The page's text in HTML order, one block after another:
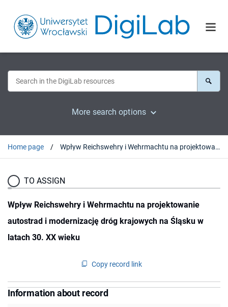
More search options
Home page Wpływ Reichswehry i Wehrmachtu na projektowanie autostrad i modernizację dróg krajowych na Śląsku w latach 30. XX wieku
TO ASSIGN
Wpływ Reichswehry i Wehrmachtu na projektowanie
autostrad i modernizację dróg krajowych na Śląsku w
latach 30. XX wieku
Copy record link
Information about record